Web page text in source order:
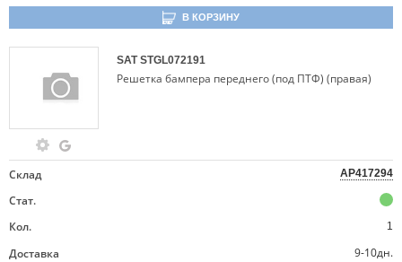
В КОРЗИНУ
SATSTGL072191
Решетка бампера переднего (под ПТФ) (правая)
Склад AP417294
Стат.
Кол.
1
Доставка
9-10дн.